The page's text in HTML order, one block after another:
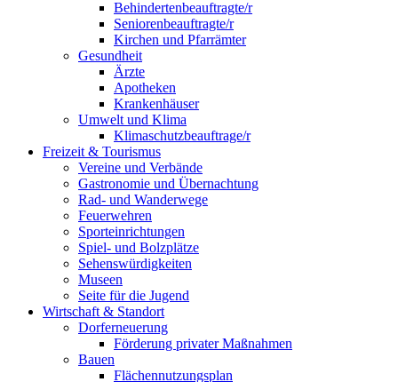
Behindertenbeauftragte/r
Seniorenbeauftragte/r
Kirchen und Pfarrämter
Gesundheit
Ärzte
Apotheken
Krankenhäuser
Umwelt und Klima
Klimaschutzbeauftrage/r
Freizeit & Tourismus
Vereine und Verbände
Gastronomie und Übernachtung
Rad- und Wanderwege
Feuerwehren
Sporteinrichtungen
Spiel- und Bolzplätze
Sehenswürdigkeiten
Museen
Seite für die Jugend
Wirtschaft & Standort
Dorferneuerung
Förderung privater Maßnahmen
Bauen
Flächennutzungsplan